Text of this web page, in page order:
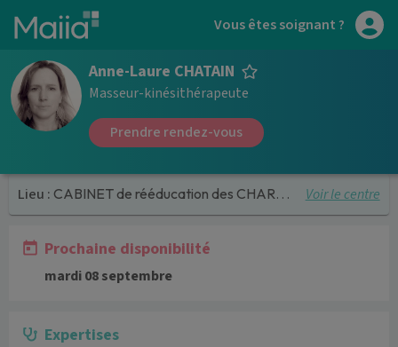
Aller au contenu principal Vous êtes soignant ?
Anne-Laure CHATAIN
Masseur-kinésithérapeute
Prendre rendez-vous
Lieu : CABINET de rééducation des CHARPENNES Voir le centre
Prochaine disponibilité
mardi 08 septembre
Expertises